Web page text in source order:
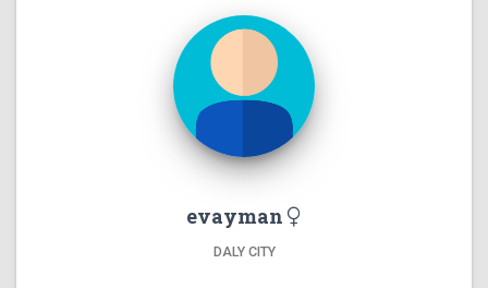
evayman
DALY CITY